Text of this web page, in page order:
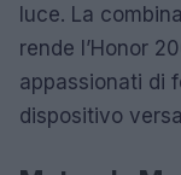
luce. La
rende l’Honor
appassionati di
dispositivo